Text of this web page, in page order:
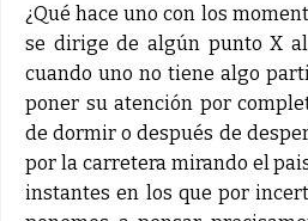
¿Qué hace uno con los
se dirige de algún punto X
cuando uno no tiene algo
poner su atención por
de dormir o después de
por la carretera mirando el
instantes en los que por